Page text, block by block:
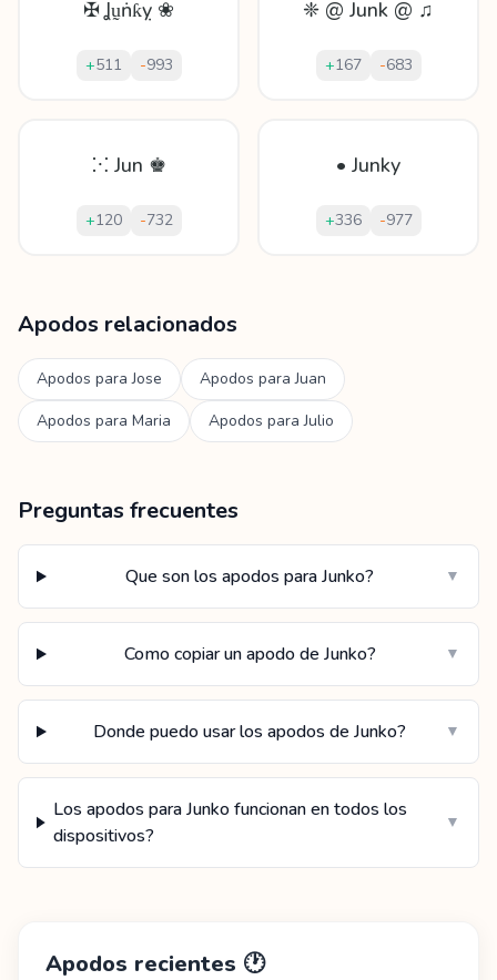
✠ Ʝṵṅƙỵ ❀
+511 -993
❈ @ Junk @ ♫
+167 -683
⁙ Jun ♚
+120 -732
• Junky
+336 -977
Apodos relacionados
Apodos paraJose Apodos paraJuan
Apodos para Maria Apodos paraJulio
Preguntas frecuentes
Que son los apodos para Junko? ▼
Como copiar un apodo de Junko? ▼
Donde puedo usar los apodos de Junko? ▼
Los apodos para Junko funcionan en todos los
dispositivos?
▼
Apodos recientes 🕐